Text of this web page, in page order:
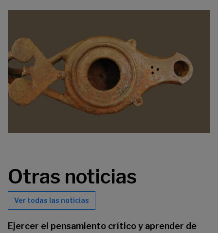
Otras noticias
Ver todas las noticias
Ejercer el pensamiento crítico y aprender de